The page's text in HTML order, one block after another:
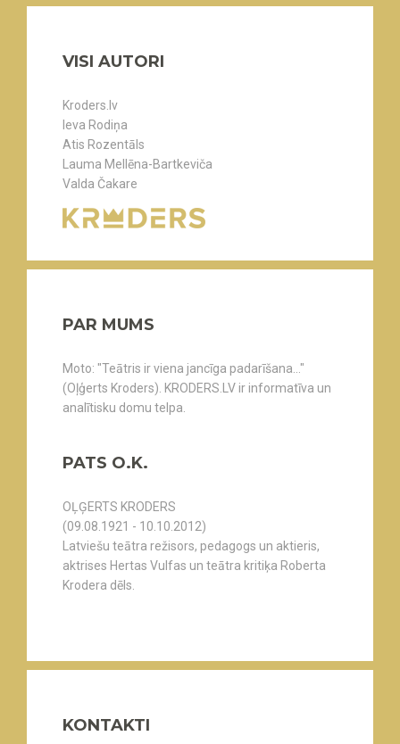
VISI AUTORI
Kroders.lv
Ieva Rodiņa
Atis Rozentāls
Lauma Mellēna-Bartkeviča
Valda Čakare
PAR MUMS
Moto: "Teātris ir viena jancīga padarīšana..."
(Oļģerts Kroders). KRODERS.LV ir informatīva un
analītisku domu telpa.
PATS O.K.
OĻĢERTS KRODERS
(09.08.1921 - 10.10.2012)
Latviešu teātra režisors, pedagogs un aktieris,
aktrises Hertas Vulfas un teātra kritiķa Roberta
Krodera dēls.
KONTAKTI